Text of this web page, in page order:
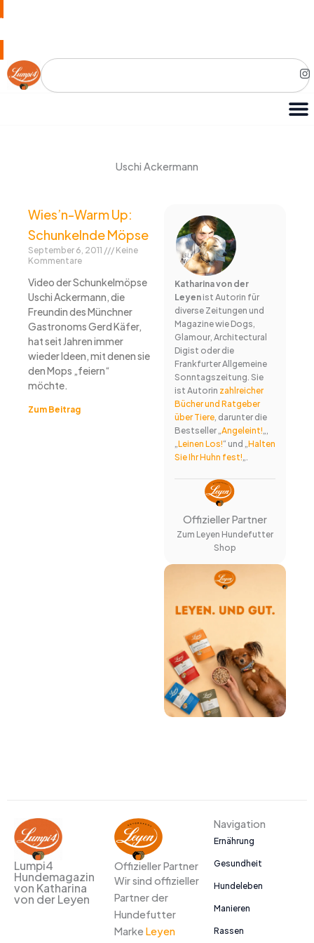
springen
Hier geht es zu unserer eigenen Hundefutter Marke
Search I
n
t
a
Uschi Ackermann
Wies’n-Warm Up:
Schunkelnde Möpse
September 6, 2011
Keine
Kommentare
Video der Schunkelmöpse
Uschi Ackermann, die
Freundin des Münchner
Gastronoms Gerd Käfer,
hat seit Jahren immer
wieder Ideen, mit denen sie
den Mops „feiern“
möchte.
Zum Beitrag
Katharina von der
Leyenist Autorin für
diverse Zeitungen und
Magazine wie Dogs,
Glamour, Architectural
Digist oder die
Frankfurter Allgemeine
Sonntagszeitung. Sie
ist Autorin zahlreicher
Bücher und Ratgeber
über Tiere, darunter die
Bestseller „Angeleint!„,
„Leinen Los!“ und „Halten
Sie Ihr Huhn fest!„.
Offizieller Partner
Zum Leyen Hundefutter
Shop
Lumpi4
Hundemagazin
von Katharina
von der Leyen
Offizieller Partner
Wir sind offizieller
Partner der
Hundefutter
Marke Leyen
Navigation
Ernährung
Gesundheit
Hundeleben
Manieren
Rassen